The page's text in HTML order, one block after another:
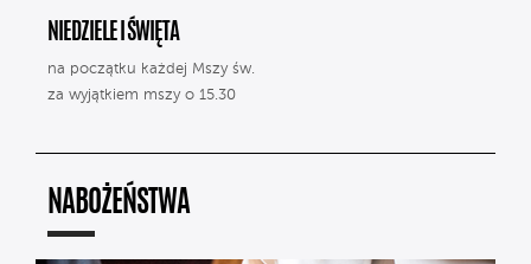
NIEDZIELE I ŚWIĘTA
na początku każdej Mszy św.
za wyjątkiem mszy o 15.30
NABOŻEŃSTWA